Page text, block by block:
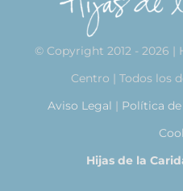
© Copyright 2012 - 2026 |
Centro | Todos los
Aviso Legal | Política
Hijas de la